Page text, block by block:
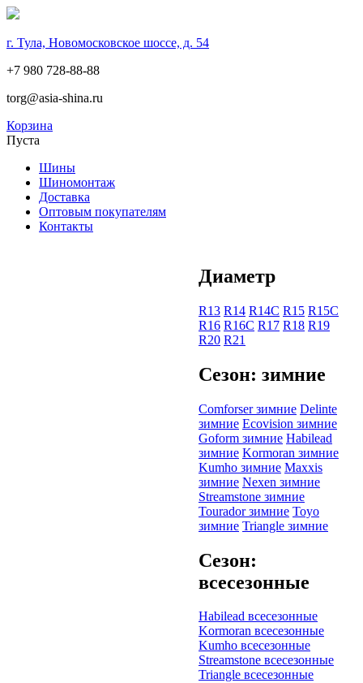
г. Тула, Новомосковское шоссе, д. 54
+7 980 728-88-88
torg@asia-shina.ru
Корзина
Пуста
Шины
Шиномонтаж
Доставка
Оптовым покупателям
Контакты
Диаметр
R13 R14 R14С R15 R15С
R16 R16С R17 R18 R19
R20 R21
Сезон: зимние
Comforser зимние Delinte
зимние Ecovision зимние
Goform зимние Habilead
зимние Kormoran зимние
Kumho зимние Maxxis
зимние Nexen зимние
Streamstone зимние
Tourador зимние Toyo
зимние Triangle зимние
Сезон:
всесезонные
Habilead всесезонные
Kormoran всесезонные
Kumho всесезонные
Streamstone всесезонные
Triangle всесезонные